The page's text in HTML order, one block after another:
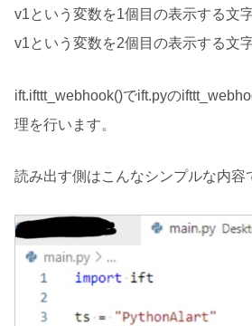
v1という変数を1個目の表示する文
v1という変数を2個目の表示する文
ift.ifttt_webhook()でift.pyの
理を行います。
読み出す側はこんなシンプルな内容